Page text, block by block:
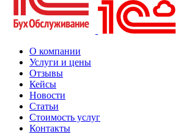
О компании
Услуги и цены
Отзывы
Кейсы
Новости
Статьи
Стоимость услуг
Контакты